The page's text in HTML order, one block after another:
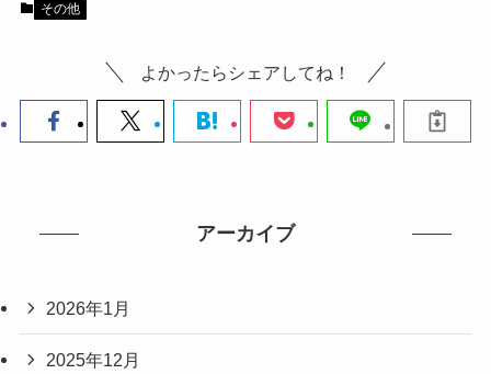
その他
よかったらシェアしてね！
アーカイブ
2026年1月
2025年12月